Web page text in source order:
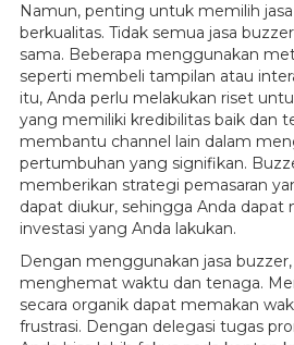
Namun, penting untuk memilih
berkualitas. Tidak semua jasa
sama. Beberapa menggunakan
seperti membeli tampilan atau
itu, Anda perlu melakukan riset
yang memiliki kredibilitas baik dan
membantu channel lain dalam
pertumbuhan yang signifikan.
memberikan strategi pemasaran
dapat diukur, sehingga Anda dapat
investasi yang Anda lakukan.
Dengan menggunakan jasa
menghemat waktu dan tenaga.
secara organik dapat memakan
frustrasi. Dengan delegasi tugas